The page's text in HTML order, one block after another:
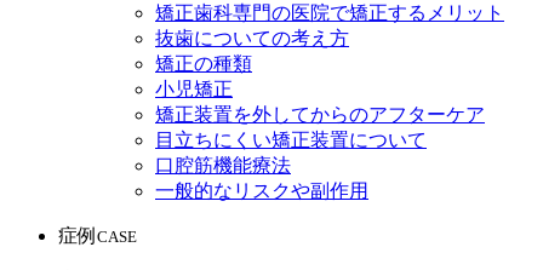
矯正歯科専門の医院で矯正するメリット
抜歯についての考え方
矯正の種類
小児矯正
矯正装置を外してからのアフターケア
目立ちにくい矯正装置について
口腔筋機能療法
一般的なリスクや副作用
症例 CASE